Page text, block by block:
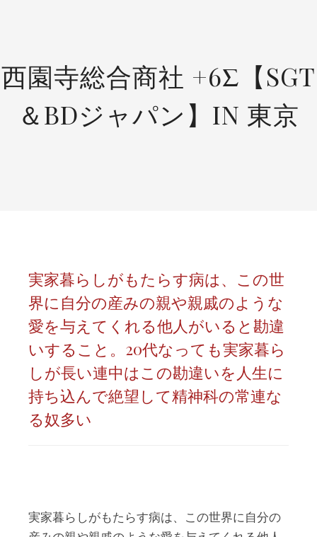
西園寺総合商社 +6Σ【SGT
＆BDジャパン】IN 東京
実家暮らしがもたらす病は、この世
界に自分の産みの親や親戚のような
愛を与えてくれる他人がいると勘違
いすること。20代なっても実家暮ら
しが長い連中はこの勘違いを人生に
持ち込んで絶望して精神科の常連な
る奴多い
実家暮らしがもたらす病は、この世界に自分の